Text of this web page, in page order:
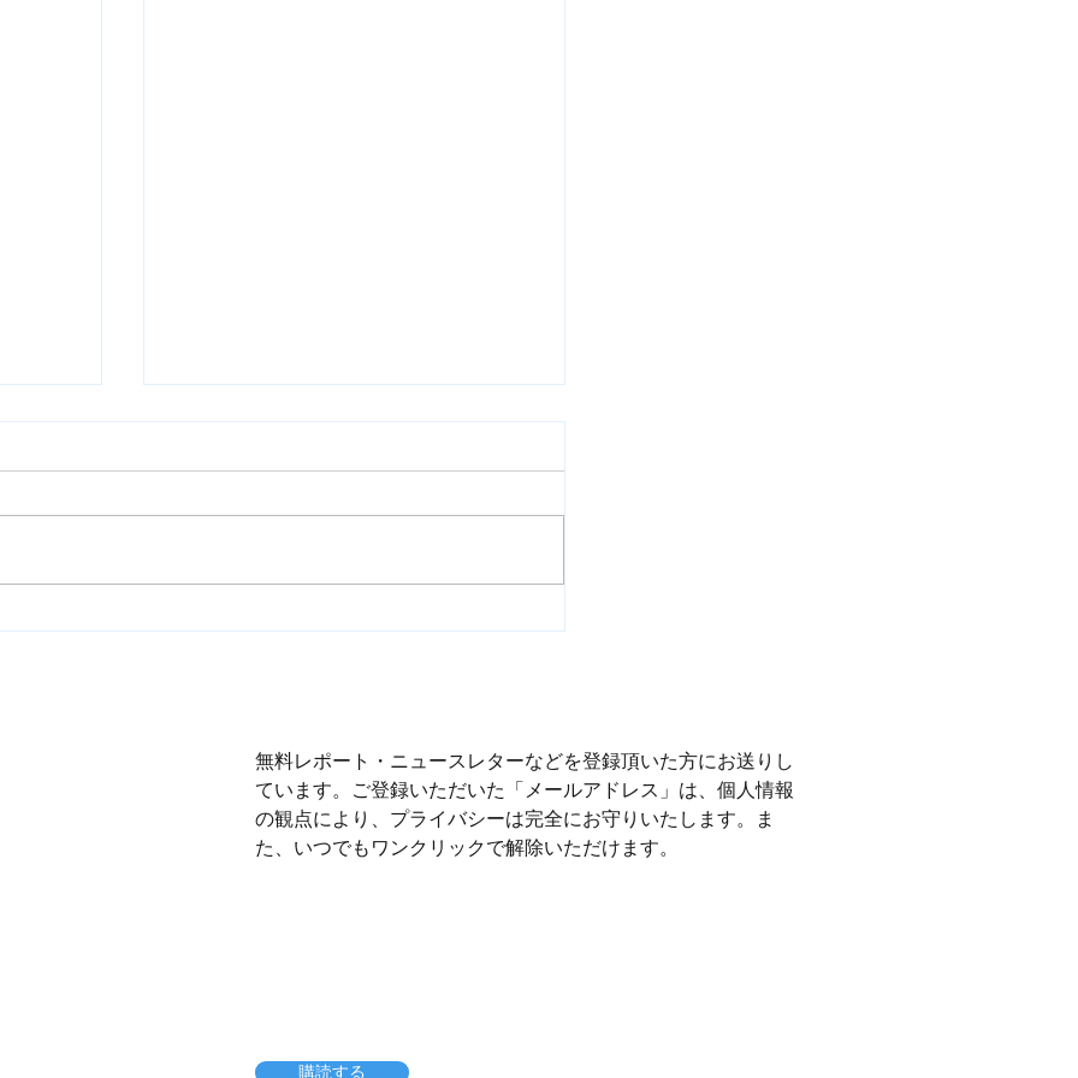
無料レポート・ニュースレターなどを登録頂いた方にお送りし
ています。ご登録いただいた「メールアドレス」は、個人情報
の観点により、プライバシーは完全にお守りいたします。ま
た、いつでもワンクリックで解除いただけます。
購読する